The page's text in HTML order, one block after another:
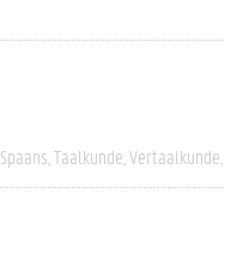
Spaans Taalkunde Vertaalkunde